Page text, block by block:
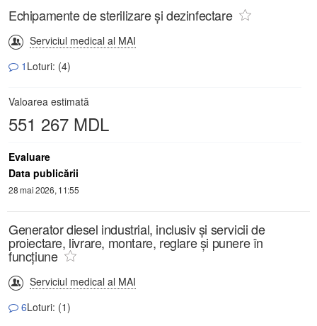
Echipamente de sterilizare și dezinfectare
Serviciul medical al MAI
1 Loturi: (4)
Valoarea estimată
551 267 MDL
Evaluare
Data publicării
28 mai 2026, 11:55
Generator diesel industrial, inclusiv și servicii de
proiectare, livrare, montare, reglare și punere în
funcțiune
Serviciul medical al MAI
6Loturi: (1)